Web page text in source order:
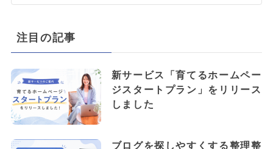
注目の記事
新サービス「育てるホームペー
ジスタートプラン」をリリース
しました